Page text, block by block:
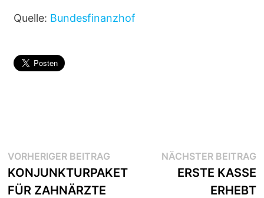
Quelle: Bundesfinanzhof
VORHERIGER BEITRAG
KONJUNKTURPAKET
FÜR ZAHNÄRZTE
NÄCHSTER BEITRAG
ERSTE KASSE
ERHEBT